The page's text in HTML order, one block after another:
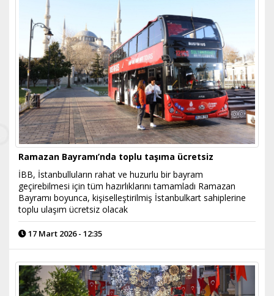
Ramazan Bayramı’nda toplu taşıma ücretsiz
İBB, İstanbulluların rahat ve huzurlu bir bayram
geçirebilmesi için tüm hazırlıklarını tamamladı Ramazan
Bayramı boyunca, kişiselleştirilmiş İstanbulkart sahiplerine
toplu ulaşım ücretsiz olacak
17 Mart 2026 - 12:35